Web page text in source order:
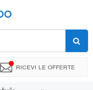
Ricevi le offerte